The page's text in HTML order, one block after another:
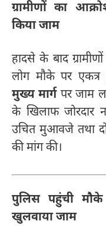
ग्रामीणों का
किया जाम
हादसे के बाद
लोग मौके पर
मुख्य मार्गपर जाम
के खिलाफ जोरदार
उचित मुआवजे तथा
की मांग की।
पुलिस पहुंची
खुलवाया जाम